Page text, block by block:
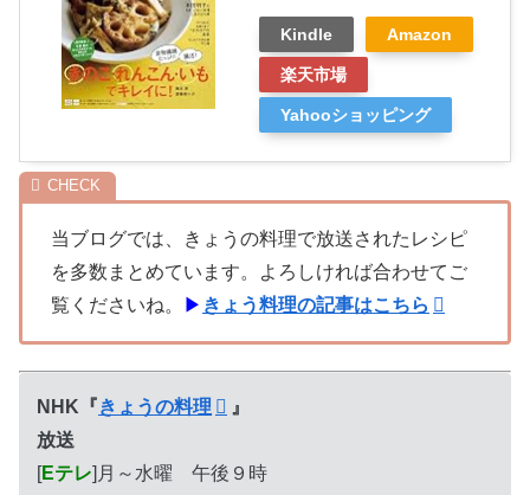
Kindle Amazon
楽天市場
Yahooショッピング
当ブログでは、きょうの料理で放送されたレシピ
を多数まとめています。よろしければ合わせてご
覧くださいね。
▶ きょう料理の記事はこちら
NHK『きょうの料理
』
放送
[Eテレ]月～水曜 午後９時